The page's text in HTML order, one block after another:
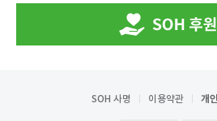
SOH 사명 이용약관 개